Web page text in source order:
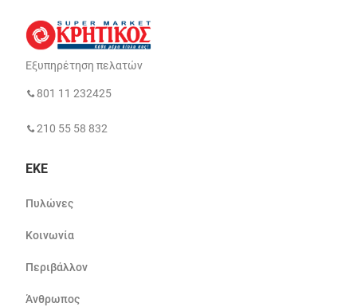
Εξυπηρέτηση πελατών
801 11 232425
210 55 58 832
ΕΚΕ
Πυλώνες
Κοινωνία
Περιβάλλον
Άνθρωπος